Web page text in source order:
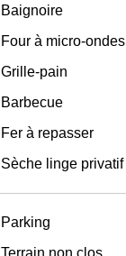
Baignoire
Four à micro-ondes
Grille-pain
Barbecue
Fer à repasser
Sèche linge privatif
Parking
Terrain non clos